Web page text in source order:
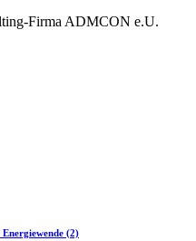
Firma ADMCON e.U.
(2)